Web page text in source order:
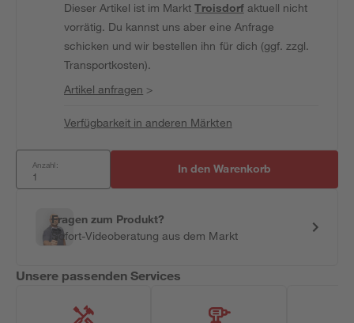
Dieser Artikel ist im MarktTroisdorfaktuell nicht
vorrätig. Du kannst uns aber eine Anfrage
schicken und wir bestellen ihn für dich (ggf. zzgl.
Transportkosten).
Artikel anfragen >
Verfügbarkeit in anderen Märkten
Anzahl: In den Warenkorb
Fragen zum Produkt?
Sofort-Videoberatung aus dem Markt
Unsere passenden Services